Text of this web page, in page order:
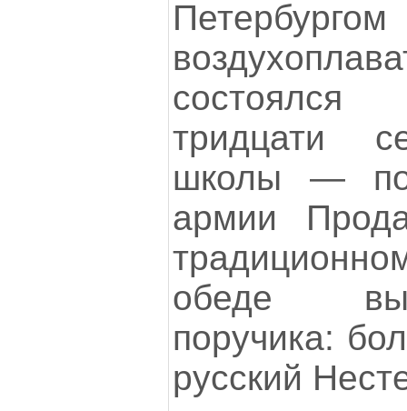
тридцати
школы —
армии
обеде
поручика:
русский